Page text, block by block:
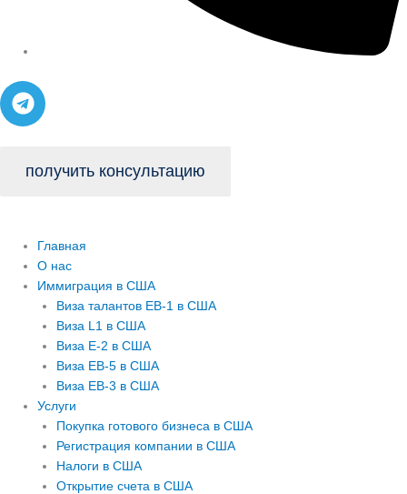
T
e
g
m
получить консультацию
Главная
О нас
Иммиграция в США
Виза талантов EB-1 в США
Виза L1 в США
Виза E-2 в США
Виза EB-5 в США
Виза EB-3 в США
Услуги
Покупка готового бизнеса в США
Регистрация компании в США
Налоги в США
Открытие счета в США